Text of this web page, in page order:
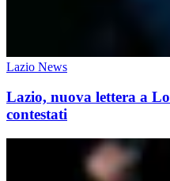
Lazio News
Lazio, nuova lettera a
contestati